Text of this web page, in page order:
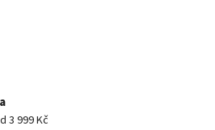
3 999 Kč